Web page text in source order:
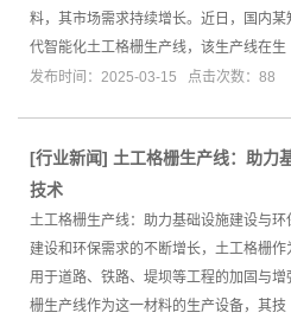
料，其市场需求持续增长。近日，国内
代智能化土工格栅生产线，该生产线在生
发布时间：2025-03-15 点击次数：88
[行业新闻] 土工格栅生产线：助力
技术
土工格栅生产线：助力基础设施建设与
建设和环保需求的不断增长，土工格栅
用于道路、铁路、堤坝等工程的加固与
栅生产线作为这一材料的生产设备，其技